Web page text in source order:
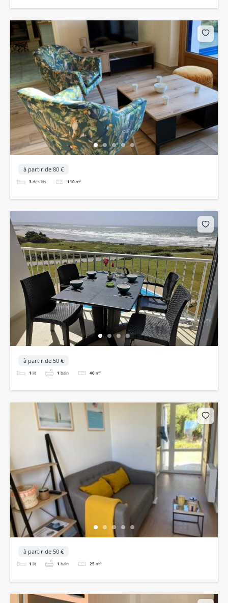
à partir de 80 €
3 des lits 110 m²
à partir de 50 €
1 lit 1 bain 40 m²
à partir de 50 €
1 lit 1 bain 25 m²